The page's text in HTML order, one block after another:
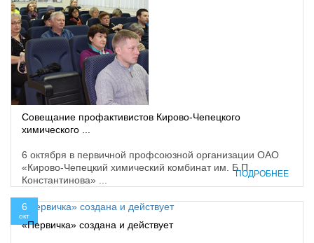
Совещание профактивистов Кирово-Чепецкого
химического ...
6 октября в первичной профсоюзной организации ОАО
«Кирово-Чепецкий химический комбинат им. Б.П.
Константинова» ...
ПОДРОБНЕЕ
6
окт
«Первичка» создана и действует